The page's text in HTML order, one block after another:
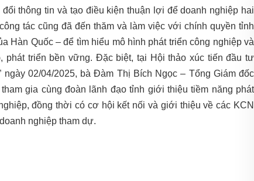
thông tin và tạo điều kiện thuận lợi để doanh nghiệp hai
tác cũng đã đến thăm và làm việc với chính quyền tỉnh
Hàn Quốc – để tìm hiểu mô hình phát triển công nghiệp và
triển bền vững. Đặc biệt, tại Hội thảo xúc tiến đầu tư
02/04/2025, bà Đàm Thị Bích Ngọc – Tổng Giám đốc
gia cùng đoàn lãnh đạo tỉnh giới thiệu tiềm năng phát
đồng thời có cơ hội kết nối và giới thiệu về các KCN
nghiệp tham dự.